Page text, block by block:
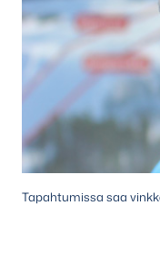
Tapahtumissa saa